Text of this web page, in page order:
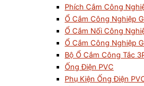
Phích Cắm Công
Ổ Cắm Công Nghiệp
Ổ Cắm Nối Công
Ổ Cắm Công Nghiệp
Bộ Ổ Cắm Công Tắc
Ống Điện PVC
Phụ Kiện Ống Điện